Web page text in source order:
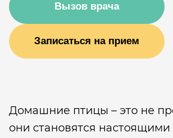
Вызов врача
Записаться на прием
Домашние птицы – это не
они становятся